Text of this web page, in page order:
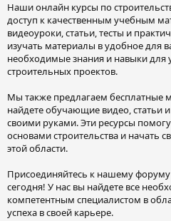
Наши онлайн курсы по
доступ к качественным учебным
видеоуроки, статьи, тесты и
изучать материалы в удобное для
необходимые знания и навыки
строительных проектов.
Мы также предлагаем бесплатные
найдете обучающие видео, статьи
своими руками. Эти ресурсы
основами строительства и начать
этой области.
Присоединяйтесь к нашему
сегодня! У нас вы найдете все
компетентным специалистом в
успеха в своей карьере.